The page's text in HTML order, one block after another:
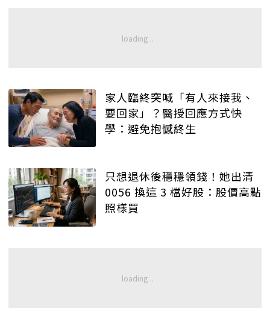
家人臨終突喊「有人來接我、
要回家」？醫授回應方式快
學：避免抱憾終生
只想退休後穩穩領錢！她出清
0056 換這 3 檔好股：股價高點
照樣買